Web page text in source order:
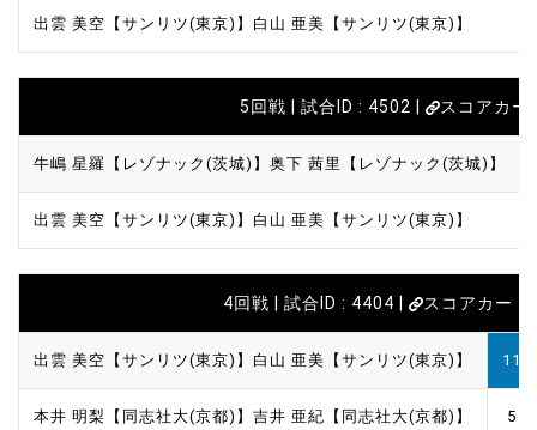
出雲 美空【サンリツ(東京)】 白山 亜美【サンリツ(東京)】
5回戦 | 試合ID : 4502 | スコアカー
牛嶋 星羅【レゾナック(茨城)】 奥下 茜里【レゾナック(茨城)】
出雲 美空【サンリツ(東京)】 白山 亜美【サンリツ(東京)】
4回戦 | 試合ID : 4404 | スコアカード
出雲 美空【サンリツ(東京)】 白山 亜美【サンリツ(東京)】 11
本井 明梨【同志社大(京都)】 吉井 亜紀【同志社大(京都)】 5